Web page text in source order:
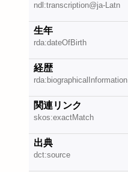
ndl:transcription@ja-Latn
生年
rda:dateOfBirth
経歴
rda:biographicalInformation
関連リンク
skos:exactMatch
出典
dct:source